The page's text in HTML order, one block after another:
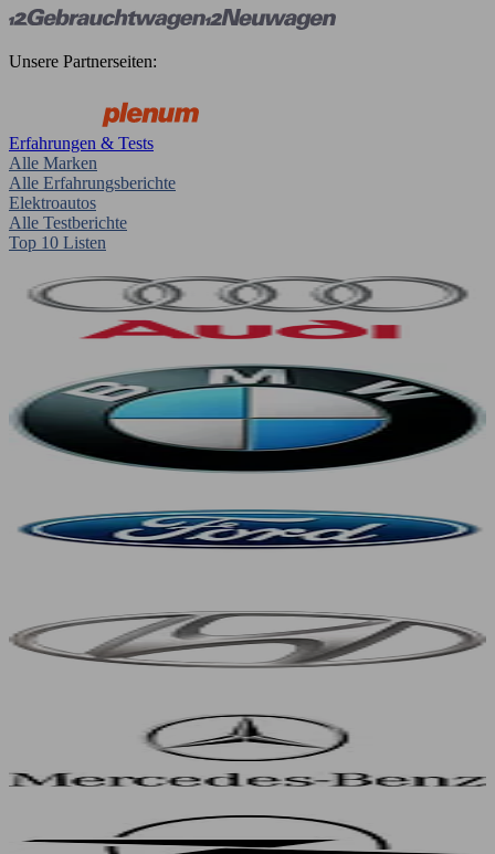
Unsere Partnerseiten:
Erfahrungen & Tests
Alle Marken
Alle Erfahrungsberichte
Elektroautos
Alle Testberichte
Top 10 Listen